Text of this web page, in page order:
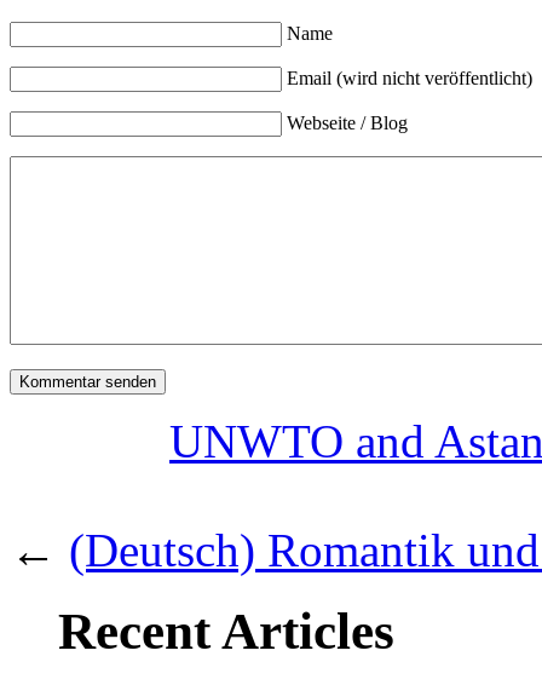
Name
Email (wird nicht veröffentlicht)
Webseite / Blog
UNWTO and
← (Deutsch) Romantik
Recent Articles